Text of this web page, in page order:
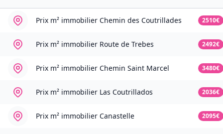
Prix m² immobilier Chemin des Coutrillades 2510€
Prix m² immobilier Route de Trebes 2492€
Prix m² immobilier Chemin Saint Marcel 3480€
Prix m² immobilier Las Coutrillados 2036€
Prix m² immobilier Canastelle 2095€